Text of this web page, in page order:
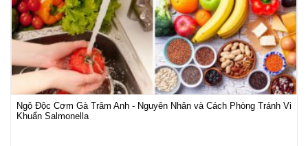
Ngộ Độc Cơm Gà Trâm Anh - Nguyên Nhân và Cách Phòng Tránh Vi
Khuẩn Salmonella